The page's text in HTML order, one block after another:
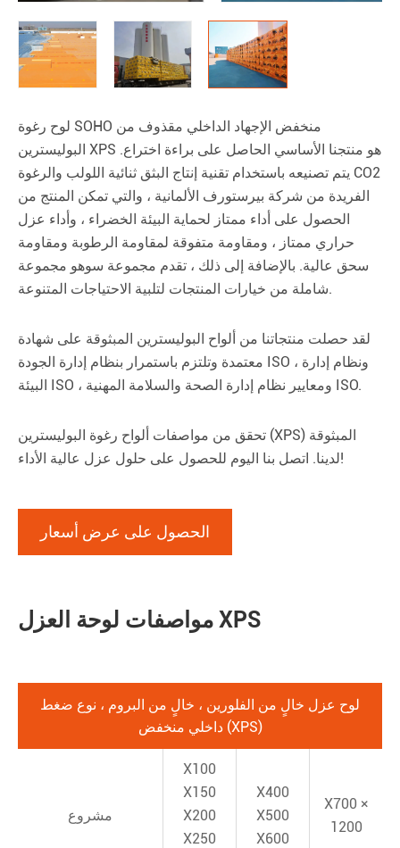
لوح رغوة SOHO منخفض الإجهاد الداخلي مقذوف من
البوليسترين XPS هو منتجنا الأساسي الحاصل على براءة اختراع.
يتم تصنيعه باستخدام تقنية إنتاج البثق ثنائية اللولب والرغوة CO2
الفريدة من شركة بيرستورف الألمانية ، والتي تمكن المنتج من
الحصول على أداء ممتاز لحماية البيئة الخضراء ، وأداء عزل
حراري ممتاز ، ومقاومة متفوقة لمقاومة الرطوبة ومقاومة
سحق عالية. بالإضافة إلى ذلك ، تقدم مجموعة سوهو مجموعة
شاملة من خيارات المنتجات لتلبية الاحتياجات المتنوعة.
لقد حصلت منتجاتنا من ألواح البوليسترين المبثوقة على شهادة
معتمدة وتلتزم باستمرار بنظام إدارة الجودة ISO ، ونظام إدارة
البيئة ISO ، ومعايير نظام إدارة الصحة والسلامة المهنية ISO.
تحقق من مواصفات ألواح رغوة البوليسترين (XPS) المبثوقة
لدينا. اتصل بنا اليوم للحصول على حلول عزل عالية الأداء!
الحصول على عرض أسعار
مواصفات لوحة العزل XPS
لوح عزل خالٍ من الفلورين ، خالٍ من البروم ، نوع ضغط
داخلي منخفض (XPS)
مشروع
X100
X150
X200
X250
X400
X500
X600
X700 ×
1200